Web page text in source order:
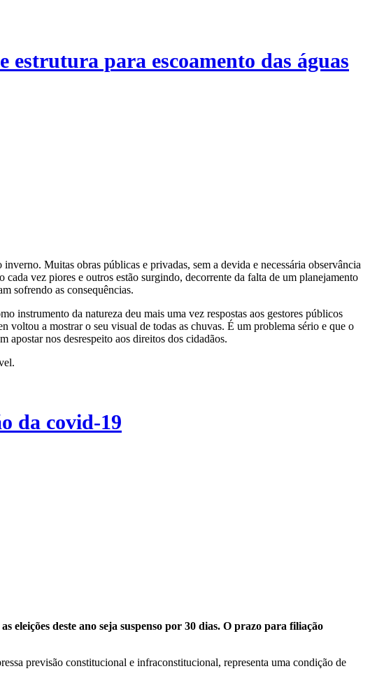
estrutura para escoamento das águas
Muitas obras públicas e privadas, sem a devida e necessária observância
vez piores e outros estão surgindo, decorrente da falta de um planejamento
sofrendo as consequências.
instrumento da natureza deu mais uma vez respostas aos gestores públicos
voltou a mostrar o seu visual de todas as chuvas. É um problema sério e que o
apostar nos desrespeito aos direitos dos cidadãos.
da covid-19
deste ano seja suspenso por 30 dias. O prazo para filiação
previsão constitucional e infraconstitucional, representa uma condição de